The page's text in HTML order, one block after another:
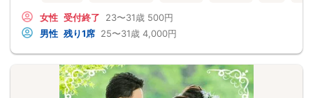
女性 受付終了 23〜31歳 500円
男性 残り1席 25〜31歳 4,000円